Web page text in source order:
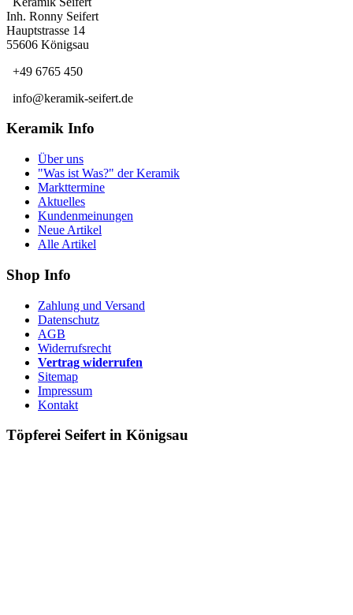
Inh. Ronny Seifert
Hauptstrasse 14
55606 Königsau
+49 6765 450
info@keramik-seifert.de
Keramik Info
Über uns
"Was ist Was?" der Keramik
Markttermine
Aktuelles
Kundenmeinungen
Neue Artikel
Alle Artikel
Shop Info
Zahlung und Versand
Datenschutz
AGB
Widerrufsrecht
Vertrag widerrufen
Sitemap
Impressum
Kontakt
Töpferei Seifert in Königsau